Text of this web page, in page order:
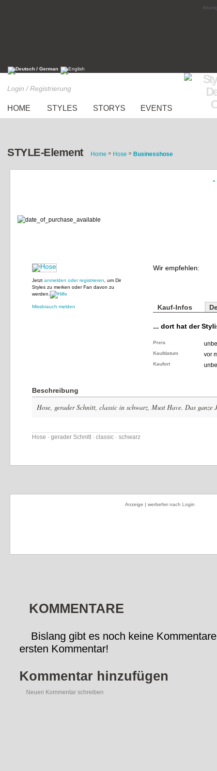
Login / Registrierung
HOME STYLES STORYS EVENTS
STYLE-Element Home » Hose » Businesshose
«
Jetzt anmelden oder registrieren , um Dir
Styles zu merken oder Fan davon zu
werden.
Missbrauch melden
Wir empfehlen:
Kauf-Infos
... dort hat der
Preis
Kaufdatum vor
Kaufort
Beschreibung
Hose, gerader Schnitt, classic in schwarz, Must Have. Das ganze
Hose · gerader Schnitt · classic · schwarz
Anzeige | werbefrei nach Login
KOMMENTARE
Bislang gibt es noch keine
ersten Kommentar!
Kommentar hinzufügen
Neuen Kommentar schreiben